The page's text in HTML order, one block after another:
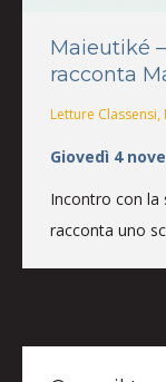
Maieutiké
racconta
Letture Classensi,
Giovedì 4
Incontro con la
racconta uno